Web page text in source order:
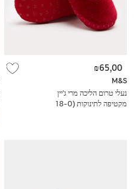
M&S
נעלי טרום הליכה מרי ג'יין
מקטיפה לתינוקות (0-‏18
₪65,00